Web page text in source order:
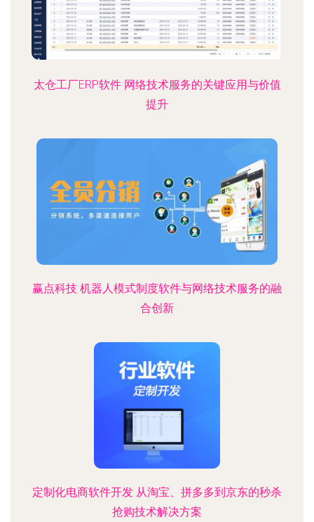
太仓工厂ERP软件 网络技术服务的关键应用与价值
提升
赢点科技 机器人模式制度软件与网络技术服务的融
合创新
定制化电商软件开发 从淘宝、拼多多到京东的秒杀
抢购技术解决方案